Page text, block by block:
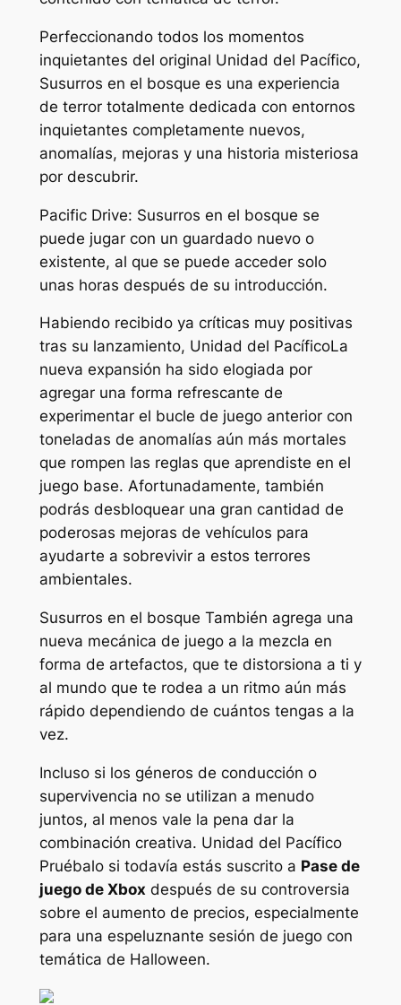
Perfeccionando todos los momentos
inquietantes del original Unidad del Pacífico,
Susurros en el bosque es una experiencia
de terror totalmente dedicada con entornos
inquietantes completamente nuevos,
anomalías, mejoras y una historia misteriosa
por descubrir.
Pacific Drive: Susurros en el bosque se
puede jugar con un guardado nuevo o
existente, al que se puede acceder solo
unas horas después de su introducción.
Habiendo recibido ya críticas muy positivas
tras su lanzamiento, Unidad del PacíficoLa
nueva expansión ha sido elogiada por
agregar una forma refrescante de
experimentar el bucle de juego anterior con
toneladas de anomalías aún más mortales
que rompen las reglas que aprendiste en el
juego base. Afortunadamente, también
podrás desbloquear una gran cantidad de
poderosas mejoras de vehículos para
ayudarte a sobrevivir a estos terrores
ambientales.
Susurros en el bosque También agrega una
nueva mecánica de juego a la mezcla en
forma de artefactos, que te distorsiona a ti y
al mundo que te rodea a un ritmo aún más
rápido dependiendo de cuántos tengas a la
vez.
Incluso si los géneros de conducción o
supervivencia no se utilizan a menudo
juntos, al menos vale la pena dar la
combinación creativa. Unidad del Pacífico
Pruébalo si todavía estás suscrito a Pase de
juego de Xbox después de su controversia
sobre el aumento de precios, especialmente
para una espeluznante sesión de juego con
temática de Halloween.